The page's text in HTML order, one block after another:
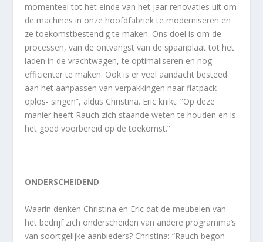
momenteel tot het einde van het jaar renovaties uit om
de machines in onze hoofdfabriek te moderniseren en
ze toekomstbestendig te maken. Ons doel is om de
processen, van de ontvangst van de spaanplaat tot het
laden in de vrachtwagen, te optimaliseren en nog
efficiënter te maken. Ook is er veel aandacht besteed
aan het aanpassen van verpakkingen naar flatpack
oplos- singen”, aldus Christina. Eric knikt: “Op deze
manier heeft Rauch zich staande weten te houden en is
het goed voorbereid op de toekomst.”
ONDERSCHEIDEND
Waarin denken Christina en Eric dat de meubelen van
het bedrijf zich onderscheiden van andere programma’s
van soortgelijke aanbieders? Christina: “Rauch begon